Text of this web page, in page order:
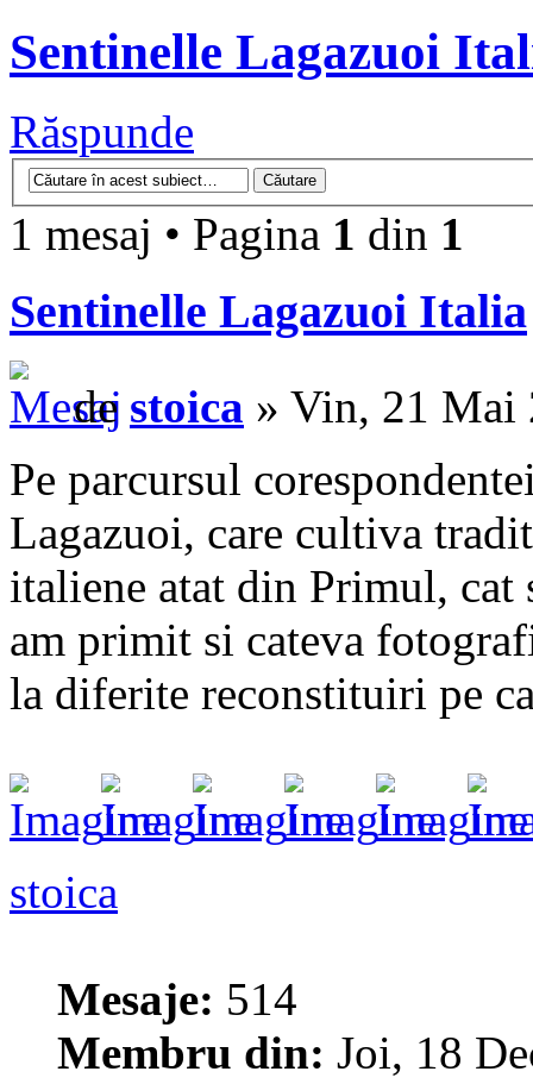
Sentinelle Lagazuoi
Răspunde
1 mesaj • Pagina 1 din 1
Sentinelle Lagazuoi Italia
de stoica » Vin, 21 Mai
Pe parcursul
Lagazuoi, care cultiva
italiene atat din Primul,
am primit si cateva
la diferite reconstituiri pe
stoica
Mesaje: 514
Membru din: Joi, 18